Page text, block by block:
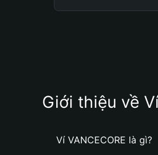
Giới thiệu về
Ví VANCECORE là gì?